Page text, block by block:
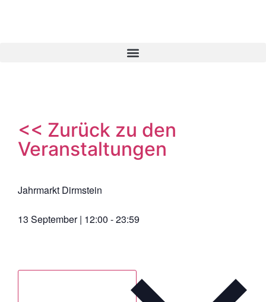
<< Zurück zu den
Veranstaltungen
Jahrmarkt Dirmstein
13 September | 12:00 -23:59